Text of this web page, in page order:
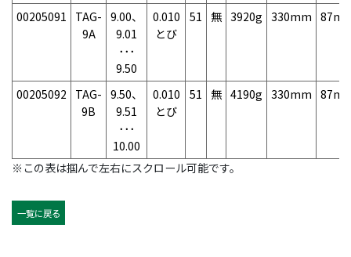
00205091
TAG-
9A
9.00、
9.01
･･･
9.50
0.010
とび
51 無 3920g 330mm
00205092
TAG-
9B
9.50、
9.51
･･･
10.00
0.010
とび
51 無 4190g 330mm
※この表は掴んで左右にスクロール可能です。
一覧に戻る